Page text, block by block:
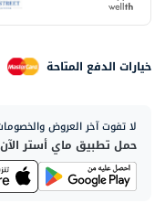
خيارات الدفع المتاحة
لا تفوت آخر العروض
حمل تطبيق ماي أستر الآن